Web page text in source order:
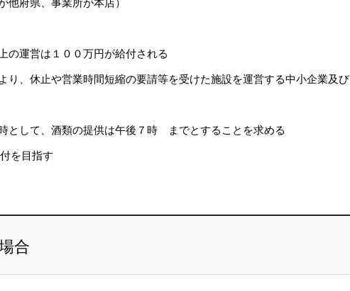
運営は１００万円が給付される
、休止や営業時間短縮の要請等を受けた施設を運営する中小企業及び
して、酒類の提供は午後７時 までとすることを求める
を目指す
合